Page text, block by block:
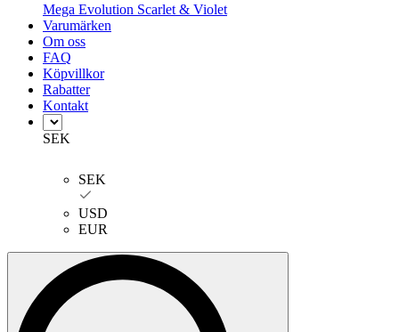
Mega Evolution Scarlet & Violet
Varumärken
Om oss
FAQ
Köpvillkor
Rabatter
Kontakt
SEK
SEK
USD
EUR